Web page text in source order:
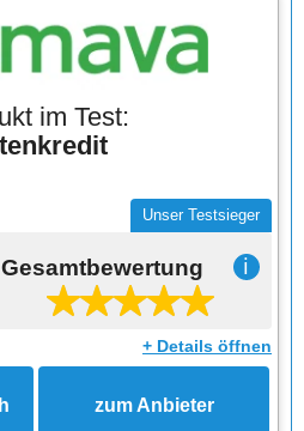
im Test:
Unser Testsieger
Gesamtbewertung ℹ
+ Details öffnen
zum Anbieter